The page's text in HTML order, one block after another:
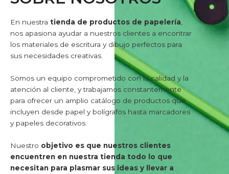
En nuestra tienda de productos de papelería
nos apasiona ayudar a nuestros clientes a encontrar
los materiales de escritura y dibujo perfectos para
sus necesidades creativas.
Somos un equipo comprometido con la calidad y la
atención al cliente, y trabajamos constantemente
para ofrecer un amplio catálogo de productos que
incluyen desde papel y bolígrafos hasta marcadores
y papeles decorativos.
Nuestro objetivo es que nuestros clientes
encuentren en nuestra tienda todo lo que
necesitan para plasmar sus ideas y llevar a